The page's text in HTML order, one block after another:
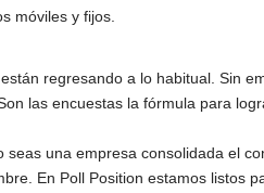
móviles y fijos.
regresando a lo habitual. Sin
las encuestas la fórmula para
una empresa consolidada el
En Poll Position estamos listos